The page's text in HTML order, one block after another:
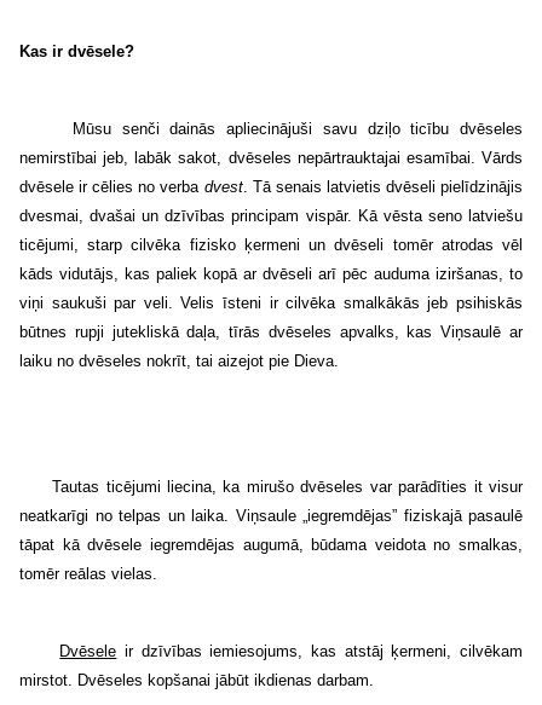
Kas ir dvēsele?
Mūsu senči dainās apliecinājuši savu dziļo ticību dvēseles
nemirstībai jeb, labāk sakot, dvēseles nepārtrauktajai esamībai. Vārds
dvēsele ir cēlies no verbadvest. Tā senais latvietis dvēseli pielīdzinājis
dvesmai, dvašai un dzīvības principam vispār. Kā vēsta seno latviešu
ticējumi, starp cilvēka fizisko ķermeni un dvēseli tomēr atrodas vēl
kāds vidutājs, kas paliek kopā ar dvēseli arī pēc auduma iziršanas, to
viņi saukuši par veli. Velis īsteni ir cilvēka smalkākās jeb psihiskās
būtnes rupji jutekliskā daļa, tīrās dvēseles apvalks, kas Viņsaulē ar
laiku no dvēseles nokrīt, tai aizejot pie Dieva.
Tautas ticējumi liecina, ka mirušo dvēseles var parādīties it visur
neatkarīgi no telpas un laika. Viņsaule „iegremdējas” fiziskajā pasaulē
tāpat kā dvēsele iegremdējas augumā, būdama veidota no smalkas,
tomēr reālas vielas.
Dvēsele ir dzīvības iemiesojums, kas atstāj ķermeni, cilvēkam
mirstot. Dvēseles kopšanai jābūt ikdienas darbam.